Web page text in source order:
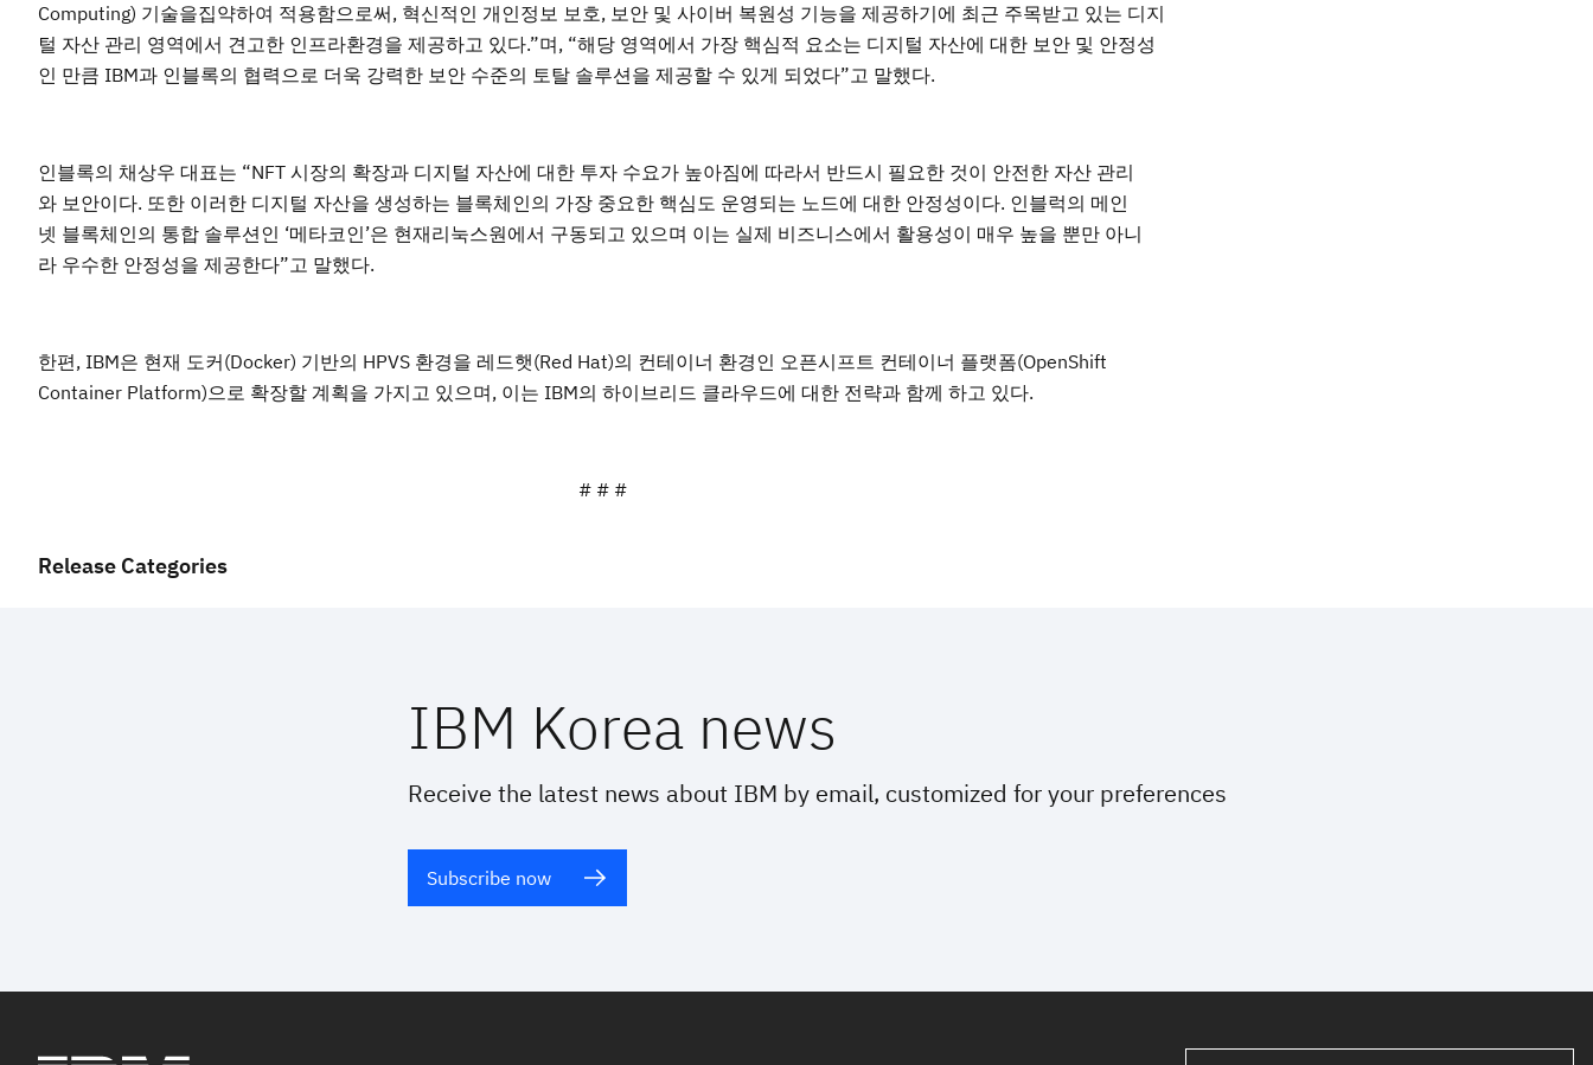
Computing) 기술을집약하여 적용함으로써, 혁신적인 개인정보 보호, 보안 및 사이버 복원성 기능을 제공하기에 최근 주목받고 있는 디지
털 자산 관리 영역에서 견고한 인프라환경을 제공하고 있다.”며, “해당 영역에서 가장 핵심적 요소는 디지털 자산에 대한 보안 및 안정성
인 만큼 IBM과 인블록의 협력으로 더욱 강력한 보안 수준의 토탈 솔루션을 제공할 수 있게 되었다”고 말했다.
인블록의 채상우 대표는 “NFT 시장의 확장과 디지털 자산에 대한 투자 수요가 높아짐에 따라서 반드시 필요한 것이 안전한 자산 관리
와 보안이다. 또한 이러한 디지털 자산을 생성하는 블록체인의 가장 중요한 핵심도 운영되는 노드에 대한 안정성이다. 인블럭의 메인
넷 블록체인의 통합 솔루션인 ‘메타코인’은 현재리눅스원에서 구동되고 있으며 이는 실제 비즈니스에서 활용성이 매우 높을 뿐만 아니
라 우수한 안정성을 제공한다”고 말했다.
한편, IBM은 현재 도커(Docker) 기반의 HPVS 환경을 레드햇(Red Hat)의 컨테이너 환경인 오픈시프트 컨테이너 플랫폼(OpenShift
Container Platform)으로 확장할 계획을 가지고 있으며, 이는 IBM의 하이브리드 클라우드에 대한 전략과 함께 하고 있다.
# # #
Release Categories
IBM Korea news
Receive the latest news about IBM by email, customized for your preferences
Subscribe now